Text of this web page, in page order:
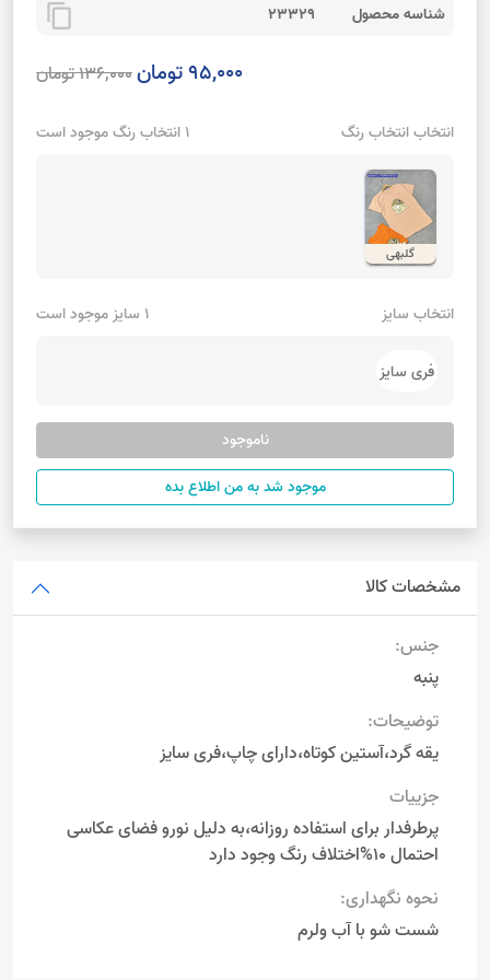
شناسه محصول 23329
content_copy
95,000 تومان 136,000 تومان
انتخاب انتخاب رنگ 1 انتخاب رنگ موجود است
گلبهی
انتخاب سایز 1 سایز موجود است
فری سایز
ناموجود
موجود شد به من اطلاع بده
مشخصات کالا
جنس:
پنبه
توضیحات:
یقه گرد،آستین کوتاه،دارای چاپ،فری سایز
جزییات
پرطرفدار برای استفاده روزانه،به دلیل نورو فضای عکاسی
احتمال 10%اختلاف رنگ وجود دارد
نحوه نگهداری:
شست شو با آب ولرم